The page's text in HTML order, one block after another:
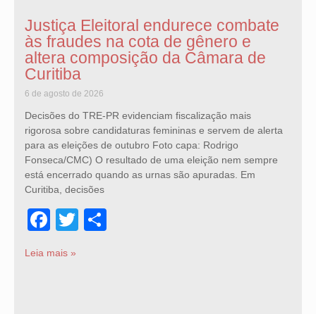
Justiça Eleitoral endurece combate
às fraudes na cota de gênero e
altera composição da Câmara de
Curitiba
6 de agosto de 2026
Decisões do TRE-PR evidenciam fiscalização mais
rigorosa sobre candidaturas femininas e servem de alerta
para as eleições de outubro Foto capa: Rodrigo
Fonseca/CMC) O resultado de uma eleição nem sempre
está encerrado quando as urnas são apuradas. Em
Curitiba, decisões
Facebook
Twitter
Leia mais »